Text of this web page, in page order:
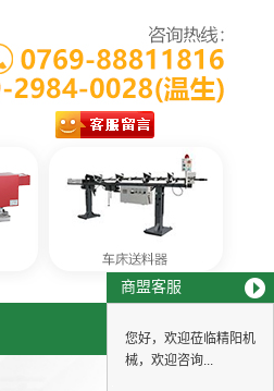
商盟客服
您好，欢迎莅临精阳机
械，欢迎咨询...